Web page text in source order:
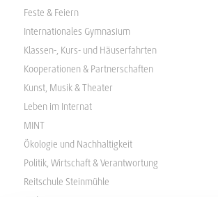
Feste & Feiern
Internationales Gymnasium
Klassen-, Kurs- und Häuserfahrten
Kooperationen & Partnerschaften
Kunst, Musik & Theater
Leben im Internat
MINT
Ökologie und Nachhaltigkeit
Politik, Wirtschaft & Verantwortung
Reitschule Steinmühle